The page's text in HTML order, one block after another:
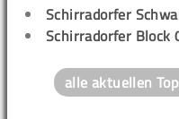
Schirradorfer
Schirradorfer Block
alle aktuellen